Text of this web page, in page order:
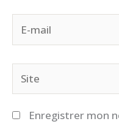
mail
Site
Enregistrer mon